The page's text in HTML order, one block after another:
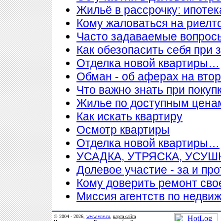
Жильё в рассрочку:
Кому жаловаться на
Часто задаваемые
Как обезопасить себя при
Отделка новой квартиры…
Обман - об аферах на
Что важно знать при
Жилье по доступным
Как искать квартиру
Осмотр квартиры
Отделка новой квартиры…
УСАДКА, УТРЯСКА,
Долевое участие - за и
Кому доверить ремонт
Миссия агентств по
© 2004 - 2026, www.vnv.ru карта сайта